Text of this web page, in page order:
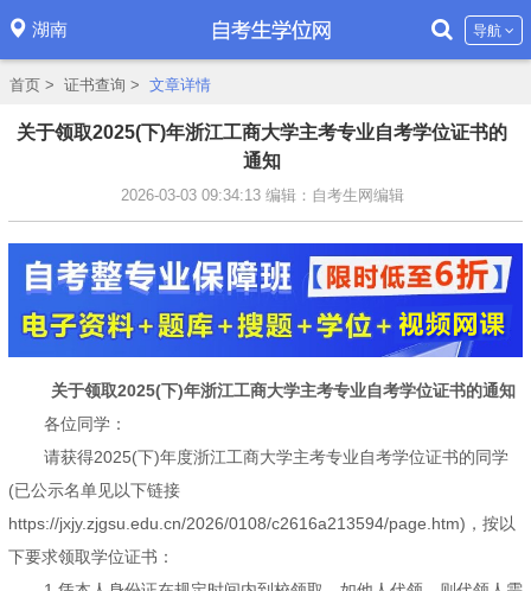
湖南 导航
首页 > 证书查询 > 文章详情
关于领取2025(下)年浙江工商大学主考专业自考学位证书的
通知
2026-03-03 09:34:13 编辑：自考生网编辑
关于领取2025(下)年浙江工商大学主考专业自考学位证书的通知
各位同学：
请获得2025(下)年度浙江工商大学主考专业自考学位证书的同学
(已公示名单见以下链接
https://jxjy.zjgsu.edu.cn/2026/0108/c2616a213594/page.htm)，按以
下要求领取学位证书：